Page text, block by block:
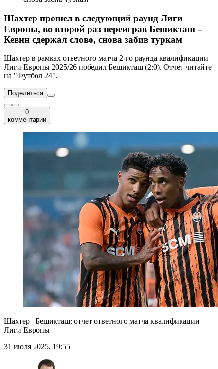
Шахтер прошел в следующий раунд Лиги
Европы, во второй раз переиграв Бешикташ –
Кевин сдержал слово, снова забив туркам
Шахтер в рамках ответного матча 2-го раунда квалификации
Лиги Европы 2025/26 победил Бешикташ (2:0). Отчет читайте
на "Футбол 24".
Поделиться
0
комментарии
Шахтер –Бешикташ: отчет ответного матча квалификации
Лиги Европы
31 июля 2025, 19:55